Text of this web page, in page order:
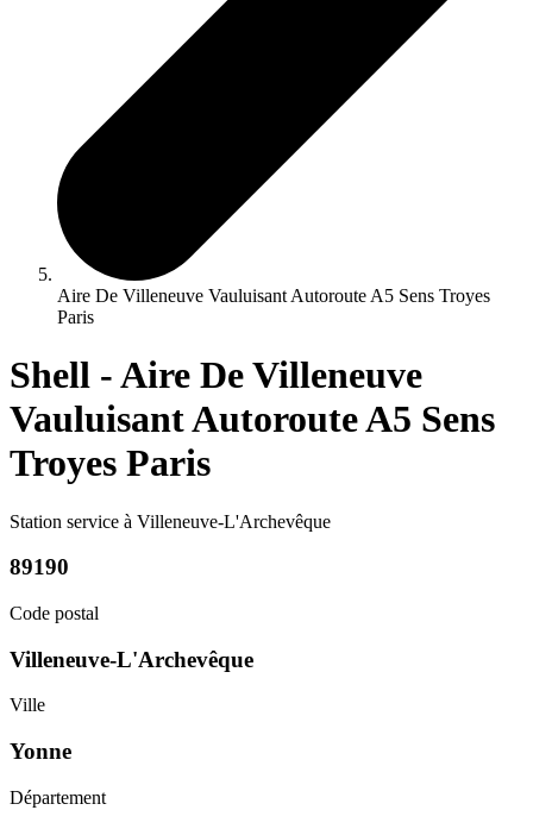
Aire De Villeneuve Vauluisant Autoroute A5 Sens Troyes
Paris
Shell - Aire De Villeneuve
Vauluisant Autoroute A5 Sens
Troyes Paris
Station service à Villeneuve-L'Archevêque
89190
Code postal
Villeneuve-L'Archevêque
Ville
Yonne
Département